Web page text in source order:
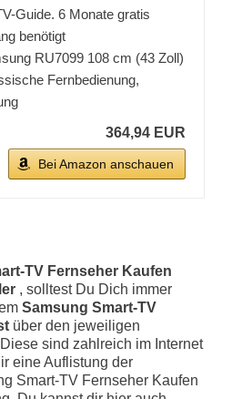
Guide. 6 Monate gratis
benötigt
RU7099 108 cm (43 Zoll)
Fernbedienung,
364,94 EUR
Bei Amazon anschauen
TV Fernseher Kaufen
, solltest Du Dich immer
Samsung Smart-TV
über den jeweiligen
sind zahlreich im Internet
eine Auflistung der
Smart-TV Fernseher Kaufen